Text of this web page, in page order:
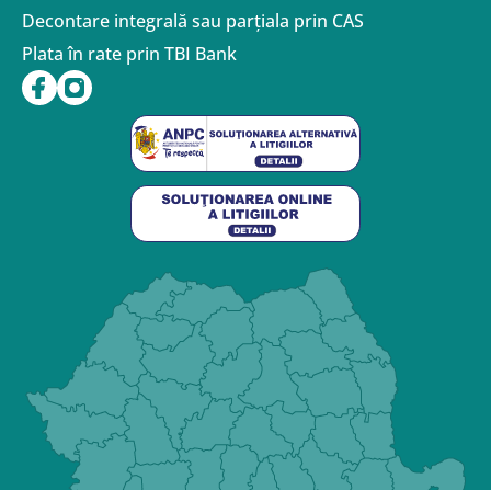
Decontare integrală sau parțiala prin CAS
Plata în rate prin TBI Bank